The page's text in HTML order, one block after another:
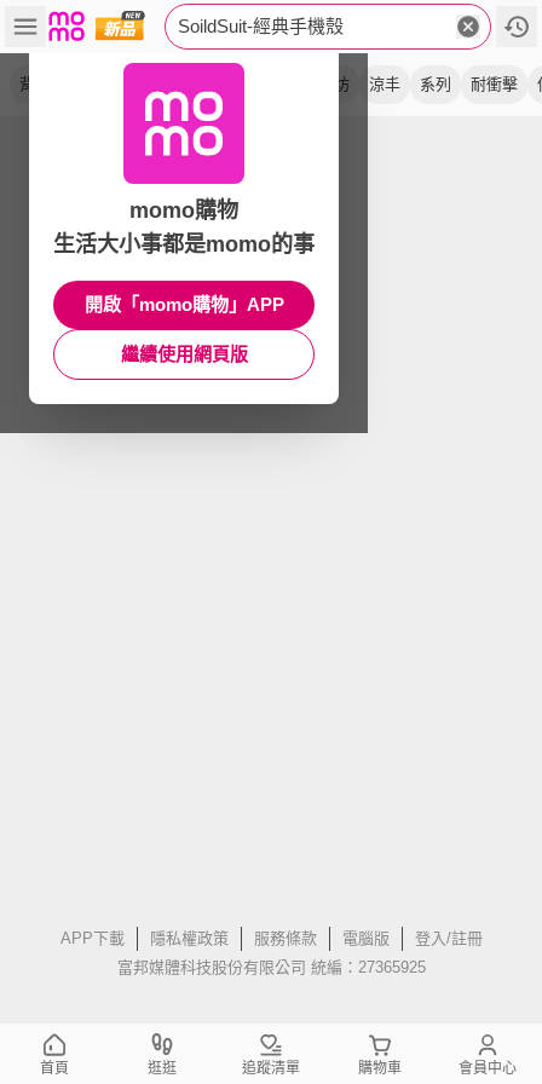
SoildSuit-經典手機殼
背蓋 方坊 涼丰 系列 耐衝擊
APP下載 隱私權政策 服務條款 電腦版
登入/註冊
富邦媒體科技股份有限公司 統編：27365925
momo購物
生活大小事都是momo的事
開啟「momo購物」APP
繼續使用網頁版
首頁 逛逛 追蹤清單 購物車 會員中心